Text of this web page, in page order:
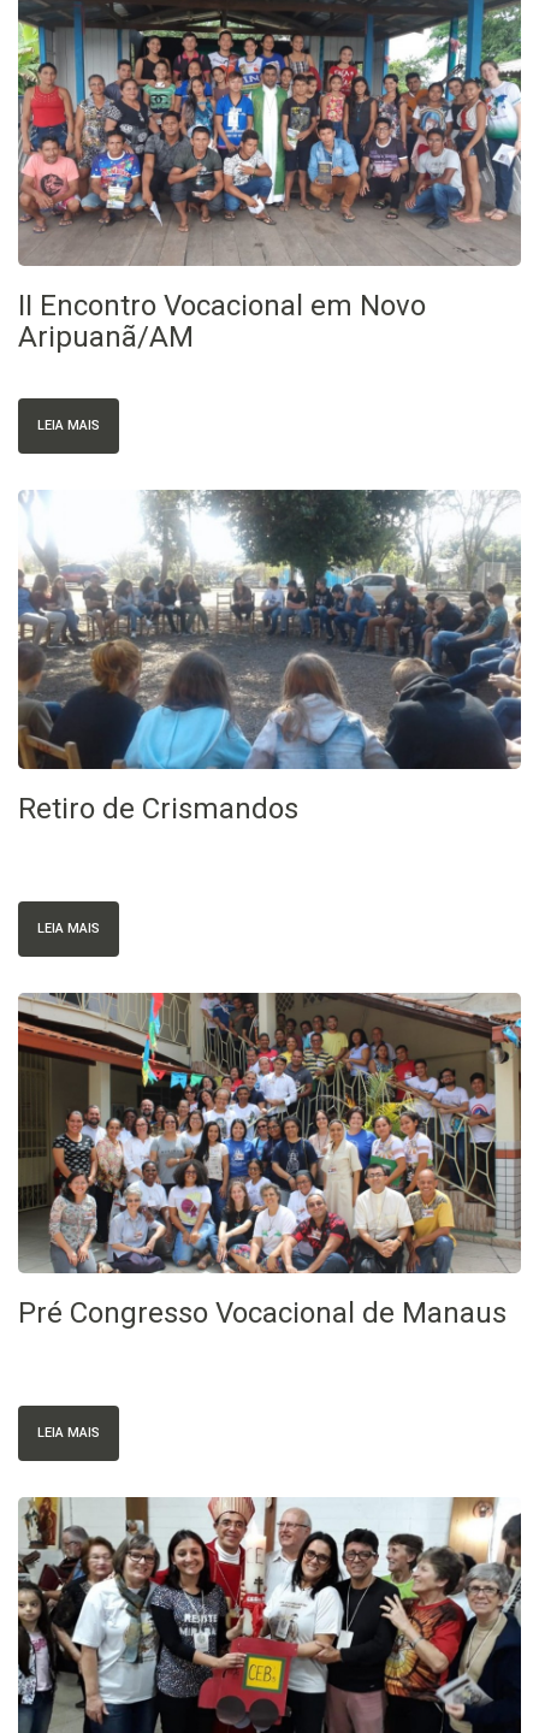
II Encontro Vocacional em Novo
Aripuanã/AM
LEIA MAIS
Retiro de Crismandos
LEIA MAIS
Pré Congresso Vocacional de Manaus
LEIA MAIS